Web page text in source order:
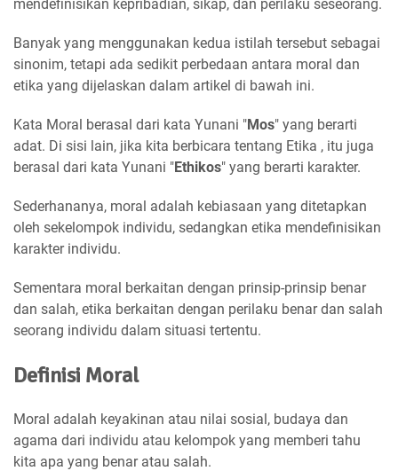
mendefinisikan kepribadian, sikap, dan perilaku seseorang.
Banyak yang menggunakan kedua istilah tersebut sebagai
sinonim, tetapi ada sedikit perbedaan antara moral dan
etika yang dijelaskan dalam artikel di bawah ini.
Kata Moral berasal dari kata Yunani "Mos" yang berarti
adat. Di sisi lain, jika kita berbicara tentang Etika , itu juga
berasal dari kata Yunani "Ethikos" yang berarti karakter.
Sederhananya, moral adalah kebiasaan yang ditetapkan
oleh sekelompok individu, sedangkan etika mendefinisikan
karakter individu.
Sementara moral berkaitan dengan prinsip-prinsip benar
dan salah, etika berkaitan dengan perilaku benar dan salah
seorang individu dalam situasi tertentu.
Definisi Moral
Moral adalah keyakinan atau nilai sosial, budaya dan
agama dari individu atau kelompok yang memberi tahu
kita apa yang benar atau salah.